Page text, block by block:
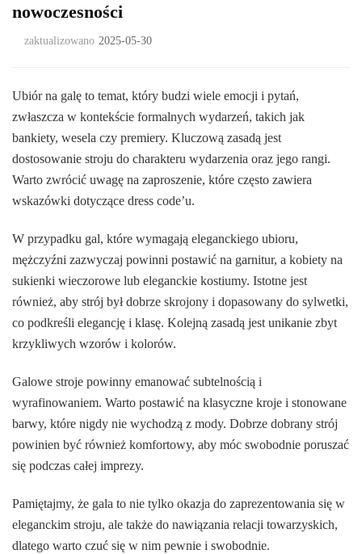
nowoczesności
zaktualizowano 2025-05-30
Ubiór na galę to temat, który budzi wiele emocji i pytań,
zwłaszcza w kontekście formalnych wydarzeń, takich jak
bankiety, wesela czy premiery. Kluczową zasadą jest
dostosowanie stroju do charakteru wydarzenia oraz jego rangi.
Warto zwrócić uwagę na zaproszenie, które często zawiera
wskazówki dotyczące dress code’u.
W przypadku gal, które wymagają eleganckiego ubioru,
mężczyźni zazwyczaj powinni postawić na garnitur, a kobiety na
sukienki wieczorowe lub eleganckie kostiumy. Istotne jest
również, aby strój był dobrze skrojony i dopasowany do sylwetki,
co podkreśli elegancję i klasę. Kolejną zasadą jest unikanie zbyt
krzykliwych wzorów i kolorów.
Galowe stroje powinny emanować subtelnością i
wyrafinowaniem. Warto postawić na klasyczne kroje i stonowane
barwy, które nigdy nie wychodzą z mody. Dobrze dobrany strój
powinien być również komfortowy, aby móc swobodnie poruszać
się podczas całej imprezy.
Pamiętajmy, że gala to nie tylko okazja do zaprezentowania się w
eleganckim stroju, ale także do nawiązania relacji towarzyskich,
dlatego warto czuć się w nim pewnie i swobodnie.